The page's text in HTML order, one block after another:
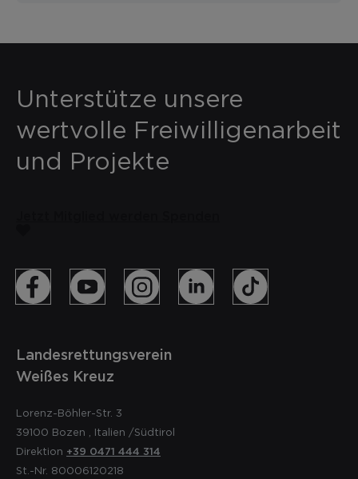
Unterstütze unsere
wertvolle Freiwilligenarbeit
und Projekte
Landesrettungsverein
Weißes Kreuz
Lorenz-Böhler-Str. 3
39100 Bozen Italien /Südtirol
Direktion +39 0471 444 314
St.-Nr. 80006120218